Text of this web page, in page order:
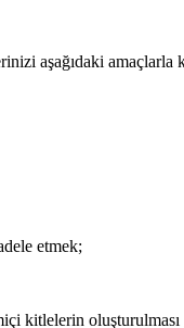
aşağıdaki amaçlarla
etmek;
kitlelerin